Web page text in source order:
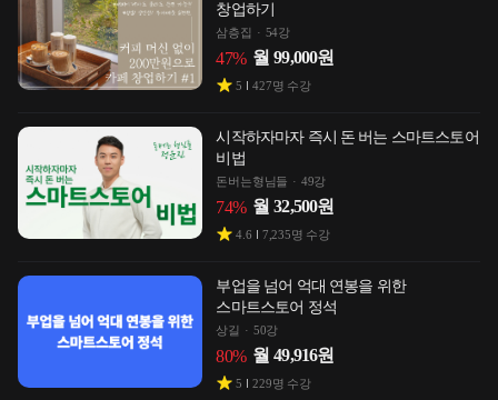
창업하기
삼층집 54강
47% 월 99,000원
5 427명 수강
시작하자마자 즉시 돈 버는 스마트스토어
비법
돈버는형님들 49강
74% 월 32,500원
4.6 7,235명 수강
부업을 넘어 억대 연봉을 위한
스마트스토어 정석
상길 50강
80% 월 49,916원
5 229명 수강